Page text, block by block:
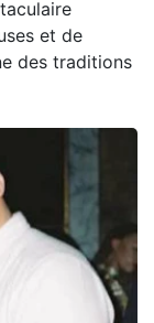
et de
des traditions